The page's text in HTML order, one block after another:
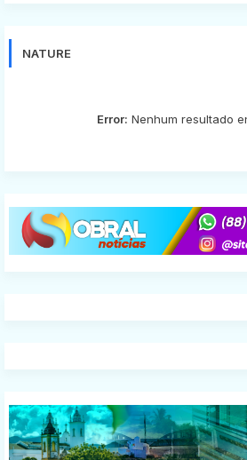
NATURE
Error: Nenhum resultado